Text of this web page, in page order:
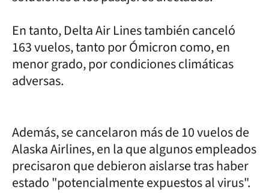
En tanto, Delta Air Lines también canceló
163 vuelos, tanto por Ómicron como, en
menor grado, por condiciones climáticas
adversas.
Además, se cancelaron más de 10 vuelos de
Alaska Airlines, en la que algunos empleados
precisaron que debieron aislarse tras haber
estado "potencialmente expuestos al virus".